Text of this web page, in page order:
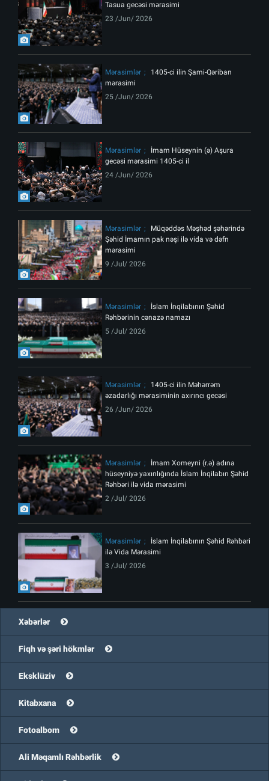
Tasua gecəsi mərasimi
23 /Jun/ 2026
Mərasimlər
1405-ci ilin Şami-Qəriban
mərasimi
25 /Jun/ 2026
Mərasimlər
İmam Hüseynin (ə) Aşura
gecəsi mərasimi 1405-ci il
24 /Jun/ 2026
Mərasimlər
Müqəddəs Məşhəd şəhərində
Şəhid İmamın pak nəşi ilə vida və dəfn
mərasimi
9 /Jul/ 2026
Mərasimlər
İslam İnqilabının Şəhid
Rəhbərinin cənazə namazı
5 /Jul/ 2026
Mərasimlər
1405-ci ilin Məhərrəm
əzadarlığı mərasiminin axırıncı gecəsi
26 /Jun/ 2026
Mərasimlər
İmam Xomeyni (r.ə) adına
hüseyniyə yaxınlığında İslam İnqilabın Şəhid
Rəhbəri ilə vida mərasimi
2 /Jul/ 2026
Mərasimlər
İslam İnqilabının Şəhid Rəhbəri
ilə Vida Mərasimi
3 /Jul/ 2026
Xəbərlər
Fiqh və şəri hökmlər
Eksklüziv
Kitabxana
Fotoalbom
Ali Məqamlı Rəhbərlik